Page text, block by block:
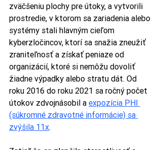
zväčšeniu plochy pre útoky, a vytvorili
prostredie, v ktorom sa zariadenia alebo
systémy stali hlavným cieľom
kyberzločincov, ktorí sa snažia zneužiť
zraniteľnosť a získať peniaze od
organizácií, ktoré si nemôžu dovoliť
žiadne výpadky alebo stratu dát. Od
roku 2016 do roku 2021 sa ročný počet
útokov zdvojnásobil a expozícia PHI
(súkromné zdravotné informácie) sa
zvýšila 11x.